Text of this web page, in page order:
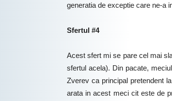
generatia de exceptie care ne-a
Sfertul #4
Acest sfert mi se pare cel mai
sfertul acela). Din pacate,
Zverev ca principal pretendent
arata in acest meci cit este de